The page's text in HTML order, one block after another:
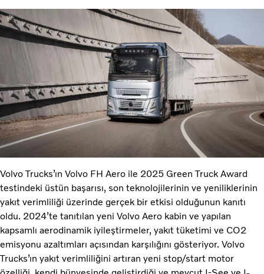
Volvo Trucks’ın Volvo FH Aero ile 2025 Green Truck Award
testindeki üstün başarısı, son teknolojilerinin ve yeniliklerinin
yakıt verimliliği üzerinde gerçek bir etkisi olduğunun kanıtı
oldu. 2024’te tanıtılan yeni Volvo Aero kabin ve yapılan
kapsamlı aerodinamik iyileştirmeler, yakıt tüketimi ve CO2
emisyonu azaltımları açısından karşılığını gösteriyor. Volvo
Trucks’ın yakıt verimliliğini artıran yeni stop/start motor